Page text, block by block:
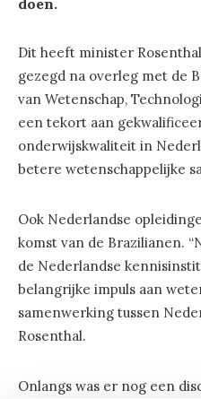
Dit heeft minister
gezegd na overleg met de
van Wetenschap,
een tekort aan
onderwijskwaliteit in
betere wetenschappelijke
Ook Nederlandse
komst van de Brazilianen.
de Nederlandse
belangrijke impuls aan
samenwerking tussen
Rosenthal.
Onlangs was er nog een